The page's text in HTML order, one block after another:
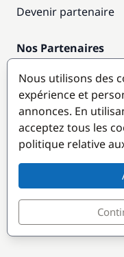
Devenir partenaire
Nos Partenaires
Destinations
© GlobeSailor
Nous utilisons des
expérience et
annonces. En
acceptez tous les
politique relative